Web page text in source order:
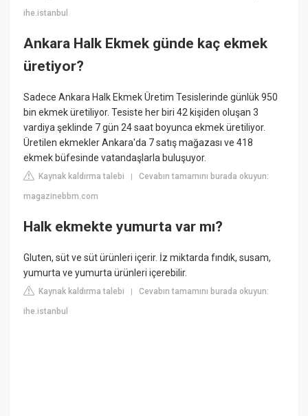
ihe.istanbul
Ankara Halk Ekmek günde kaç ekmek
üretiyor?
Sadece Ankara Halk Ekmek Üretim Tesislerinde günlük 950
bin ekmek üretiliyor. Tesiste her biri 42 kişiden oluşan 3
vardiya şeklinde 7 gün 24 saat boyunca ekmek üretiliyor.
Üretilen ekmekler Ankara'da 7 satış mağazası ve 418
ekmek büfesinde vatandaşlarla buluşuyor.
Kaynak kaldırma talebi |Cevabın tamamını burada okuyun:
magazinebbm.com
Halk ekmekte yumurta var mı?
Gluten, süt ve süt ürünleri içerir. İz miktarda fındık, susam,
yumurta ve yumurta ürünleri içerebilir.
Kaynak kaldırma talebi |Cevabın tamamını burada okuyun:
ihe.istanbul